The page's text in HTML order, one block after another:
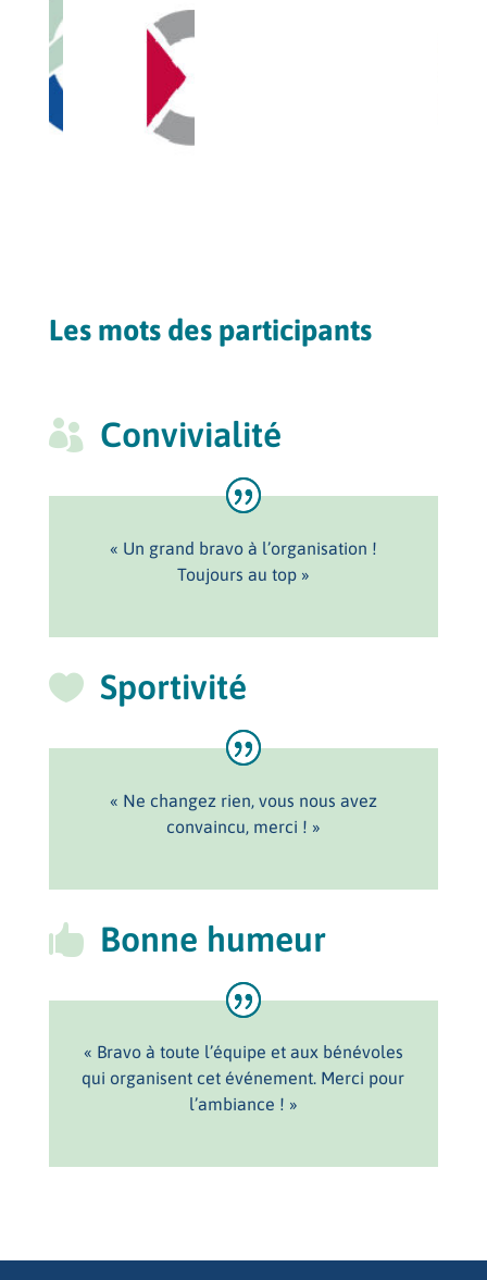
Les mots des participants
 Convivialité
« Un grand bravo à l’organisation !
Toujours au top »
 Sportivité
« Ne changez rien, vous nous avez
convaincu, merci ! »
 Bonne humeur
« Bravo à toute l’équipe et aux bénévoles
qui organisent cet événement. Merci pour
l’ambiance ! »